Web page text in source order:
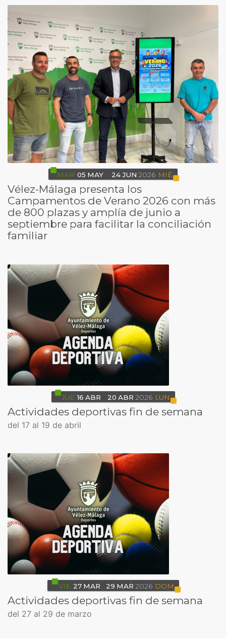
MAR 05 MAY 24JUN 2026 MIÉ
Vélez-Málaga presenta los
Campamentos de Verano 2026 con más
de 800 plazas y amplía de junio a
septiembre para facilitar la conciliación
familiar
JUE 16 ABR 20 ABR 2026 LUN
Actividades deportivas fin de semana
del 17 al 19 de abril
VIE 27 MAR 29 MAR 2026 DOM
Actividades deportivas fin de semana
del 27 al 29 de marzo